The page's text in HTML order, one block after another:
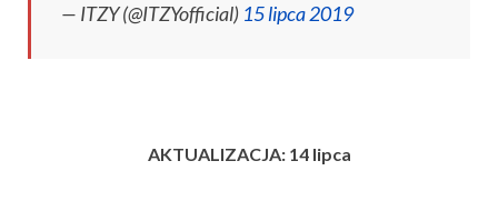
— ITZY (@ITZYofficial) 15 lipca 2019
AKTUALIZACJA: 14 lipca